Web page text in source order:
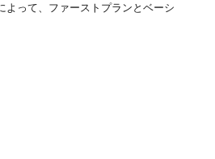
よって、ファーストプランとベーシ